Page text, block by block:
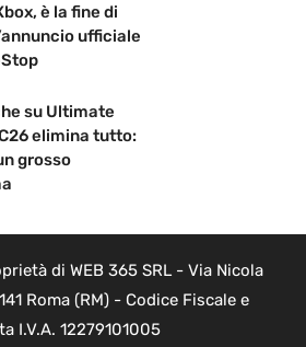
è la fine di
ufficiale
su Ultimate
elimina tutto:
grosso
di WEB 365 SRL - Via Nicola
Roma (RM) - Codice Fiscale e
I.V.A. 12279101005